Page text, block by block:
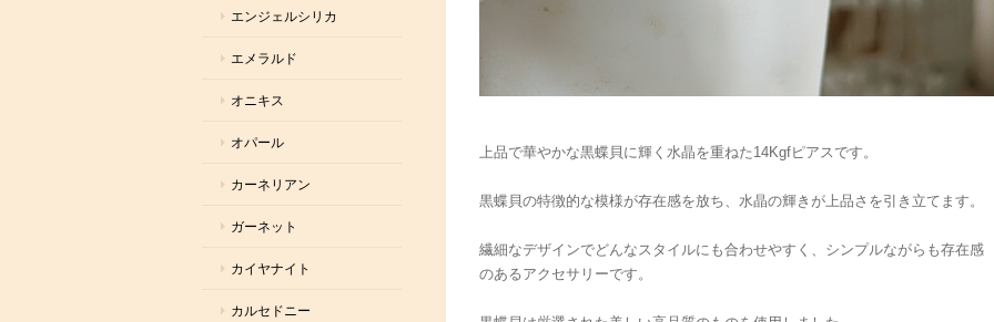
上品で華やかな黒蝶貝に輝く水晶を重ねた14Kgfピアスです。
黒蝶貝の特徴的な模様が存在感を放ち、水晶の輝きが上品さを引き立てます。
繊細なデザインでどんなスタイルにも合わせやすく、シンプルながらも存在感
のあるアクセサリーです。
エンジェルシリカ
エメラルド
オニキス
オパール
カーネリアン
ガーネット
カイヤナイト
カルセドニー